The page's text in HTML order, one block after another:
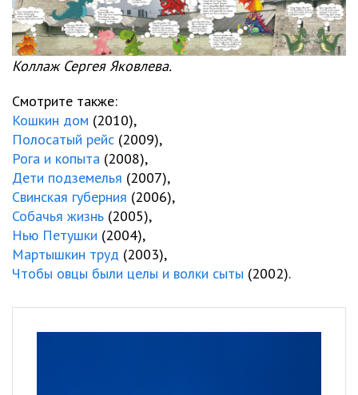
Коллаж Сергея Яковлева.
Смотрите также:
Кошкин дом (2010),
Полосатый рейс (2009),
Рога и копыта (2008),
Дети подземелья (2007),
Свинская губерния (2006),
Собачья жизнь (2005),
Нью Петушки (2004),
Мартышкин труд (2003),
Чтобы овцы были целы и волки сыты (2002).